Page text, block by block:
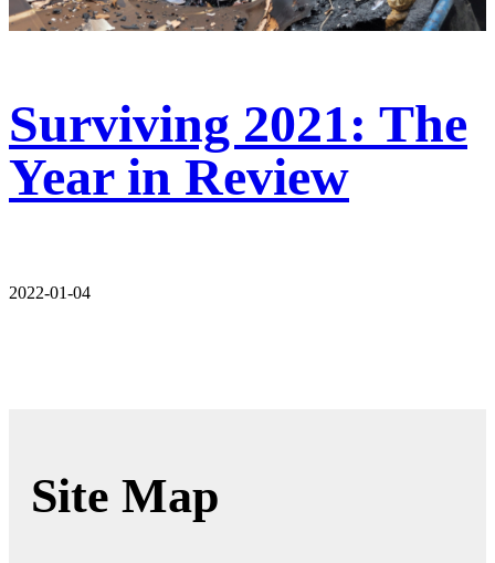
Surviving 2021: The
Year in Review
2022-01-04
Site Map